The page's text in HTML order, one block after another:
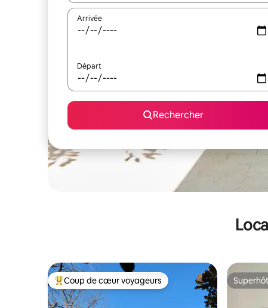
Arrivée
Départ
Rechercher
Coups de cœur voyageurs les plus appréciés
Coup de cœur voyageurs